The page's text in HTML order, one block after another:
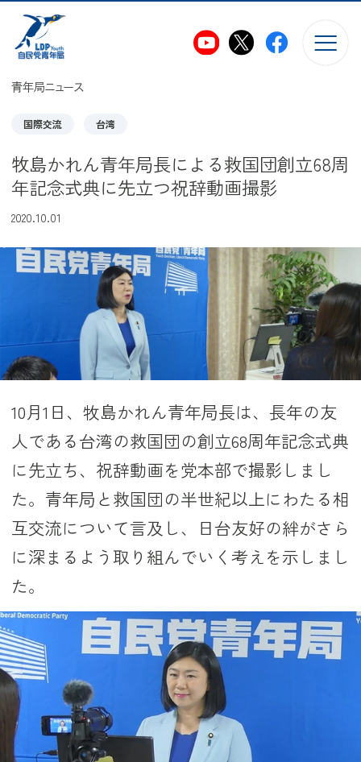
このページの本文へ移動
青年局ニュース
国際交流 台湾
牧島かれん青年局長による救国団創立68周
年記念式典に先立つ祝辞動画撮影
2020.10.01
10月1日、牧島かれん青年局長は、長年の友
人である台湾の救国団の創立68周年記念式典
に先立ち、祝辞動画を党本部で撮影しまし
た。青年局と救国団の半世紀以上にわたる相
互交流について言及し、日台友好の絆がさら
に深まるよう取り組んでいく考えを示しまし
た。